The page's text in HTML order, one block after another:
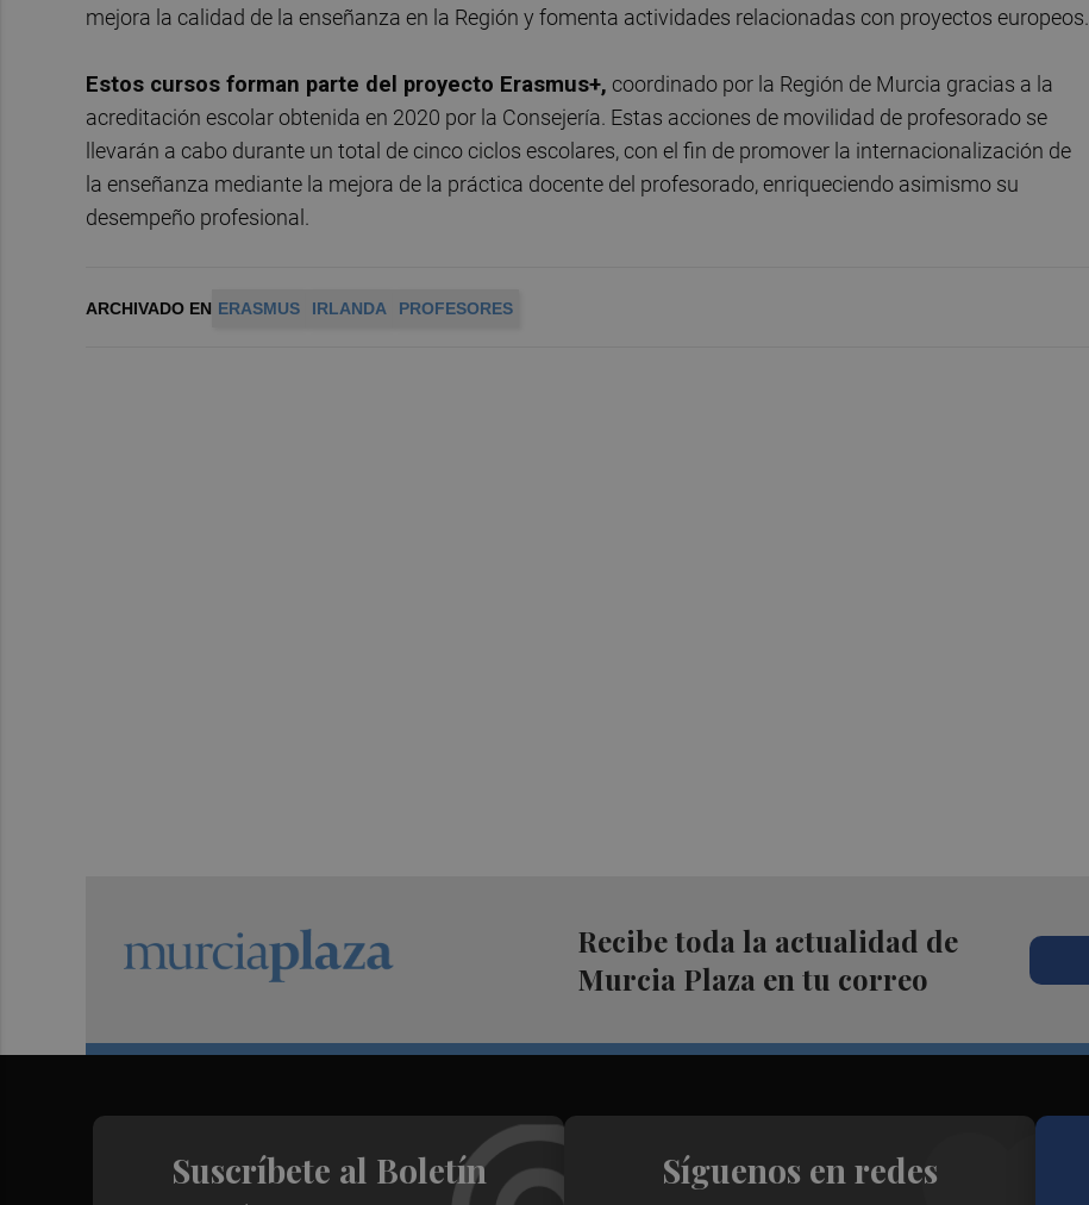
mejora la calidad de la enseñanza en la Región y fomenta actividades relacionadas con proyectos europeos.
Estos cursos forman parte del proyecto Erasmus+, coordinado por la Región de Murcia gracias a la
acreditación escolar obtenida en 2020 por la Consejería. Estas acciones de movilidad de profesorado se
llevarán a cabo durante un total de cinco ciclos escolares, con el fin de promover la internacionalización de
la enseñanza mediante la mejora de la práctica docente del profesorado, enriqueciendo asimismo su
desempeño profesional.
ARCHIVADO EN ERASMUS IRLANDA PROFESORES
Recibe toda la actualidad de
Murcia Plaza en tu correo
Suscríbete al Boletín Síguenos en redes